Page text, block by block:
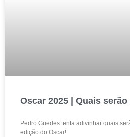
Oscar 2025 | Quais
Pedro Guedes tenta adivinhar quais
edição do Oscar!